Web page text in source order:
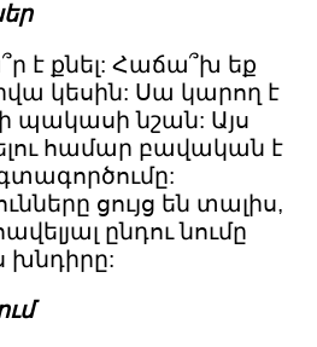
է քնել: Հաճա՞խ եք
կեսին: Սա կարող է
պակասի նշան: Այս
համար բավական է
ցույց են տալիս,
ընդու նումը
խնդիրը: